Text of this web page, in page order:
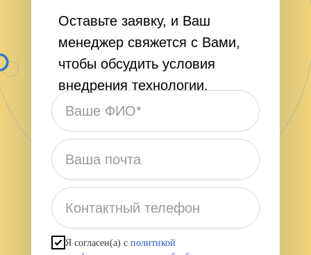
Ваше ФИО*
Ваша почта
Контактный телефон
Я согласен(а) с политикой
Оставьте заявку, и Ваш
менеджер свяжется с Вами,
чтобы обсудить условия
внедрения технологии.